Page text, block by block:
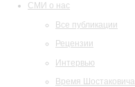
СМИ о нас
Все публикации
Рецензии
Интервью
Время Шостаковича